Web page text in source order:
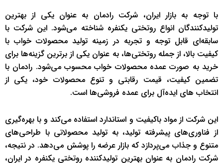
با توجه به بازار ایران، شرکت رادمان به عنوان یکی از بهترین
تولیدکنندگان انواع روتختی یکنفره شناخته می‌شود. این شرکت با
سابقه‌ای قابل توجه و تجربه در زمینه تولید محصولات خواب با
کیفیت بالا، از جمله روتختی‌ها، به عنوان یکی از برترین گزینه‌ها برای
خرید به صورت عمده محصولات خواب محسوب می‌شود. رادمان با
تضمین کیفیت، قیمت رقابتی و تنوع محصولات خود، یکی از
انتخاب های ایده‌آل برای عمده فروشی‌ها است.
این شرکت از مواد باکیفیت و استاندارد استفاده می‌کند و با بهره‌گیری
از فناوری‌های پیشرفته تولید، به تولید محصولاتی با طراحی‌های
متنوع و جذاب می‌پردازد که بازار عرضه را پوشش می‌دهد. در نتیجه،
شرکت رادمان به عنوان بهترین تولیدکننده روتختی یکنفره در ایران،